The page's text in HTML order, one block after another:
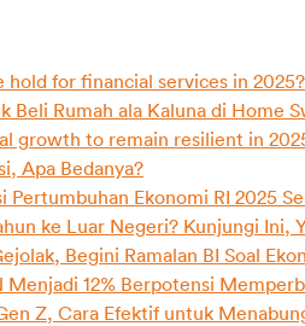
for financial services in 2025?
Beli Rumah ala Kaluna di Home
growth to remain resilient in
Apa Bedanya?
Pertumbuhan Ekonomi RI 2025
ke Luar Negeri? Kunjungi Ini,
Begini Ramalan BI Soal
Menjadi 12% Berpotensi
Z, Cara Efektif untuk